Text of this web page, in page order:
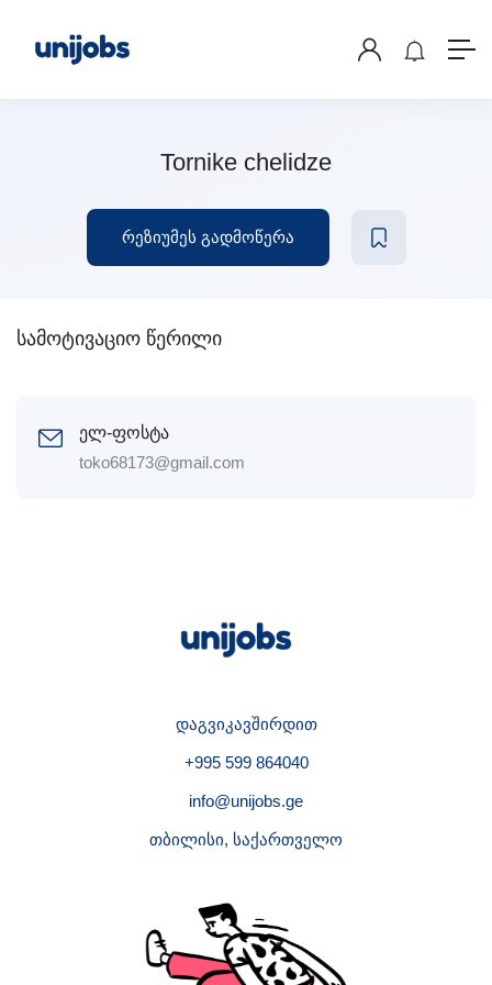
Tornike chelidze
რეზიუმეს გადმოწერა
სამოტივაციო წერილი
ელ-ფოსტა
toko68173@gmail.com
დაგვიკავშირდით
+995 599 864040
info@unijobs.ge
თბილისი, საქართველო